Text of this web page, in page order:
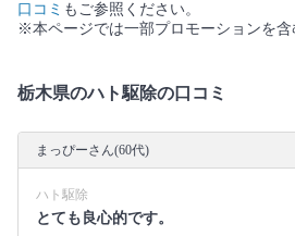
口コミ もご参照ください。
※本ページでは一部プロモーションを含
栃木県のハト駆除の口コミ
まっぴーさん(60代)
ハト駆除
とても良心的です。